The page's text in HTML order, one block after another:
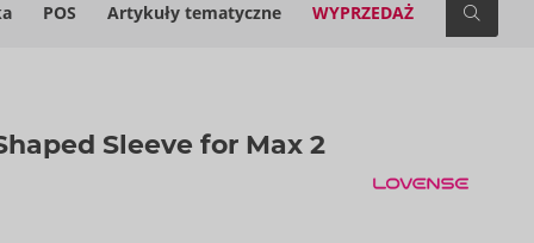
POS Artykuły tematyczne WYPRZEDAŻ
Sleeve for Max 2